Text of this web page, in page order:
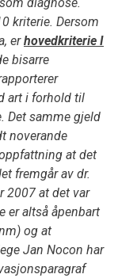
kriterie. Dersom
erhovedkriterie I
bisarre
art i forhold til
Det samme gjeld
noverande
at det
fremgår av dr.
2007 at det var
er altså åpenbart
og at
Jan Nocon har